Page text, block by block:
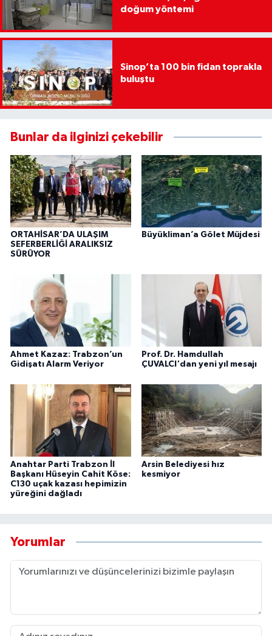
doğum yöntemi
Sinop’ta 100 bin fidan toprakla
buluştu
Bunlar da ilginizi çekebilir
ORTAHİSAR’DA ULAŞIM
SEFERBERLİĞİ ARALIKSIZ
SÜRÜYOR
Büyükliman’a Gölet Müjdesi
Ahmet Kazaz: Trabzon’un
Gidişatı Alarm Veriyor
Prof. Dr. Hamdullah
ÇUVALCI'dan yeni yıl mesajı
Anahtar Parti Trabzon İl
Başkanı Hüseyin Cahit Köse:
C130 uçak kazası hepimizin
yüreğini dağladı
Arsin Belediyesi hız
kesmiyor
Yorumlar